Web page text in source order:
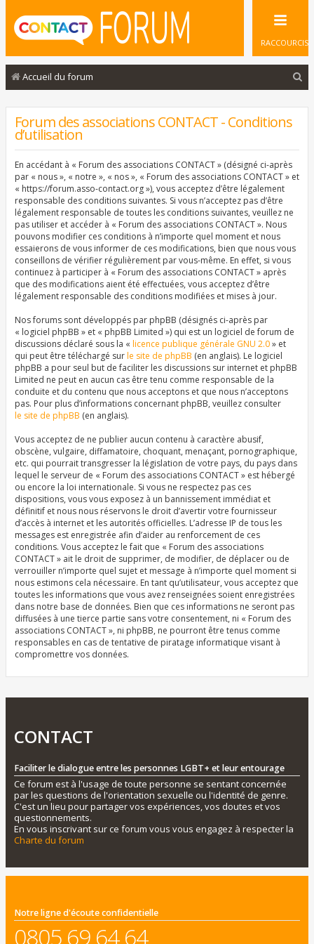
RACCOURCIS
Accueil du forum
Forum des associations CONTACT - Conditions
d’utilisation
En accédant à « Forum des associations CONTACT » (désigné ci-après
par « nous », « notre », « nos », « Forum des associations CONTACT » et
« https://forum.asso-contact.org »), vous acceptez d’être légalement
responsable des conditions suivantes. Si vous n’acceptez pas d’être
légalement responsable de toutes les conditions suivantes, veuillez ne
pas utiliser et accéder à « Forum des associations CONTACT ». Nous
pouvons modifier ces conditions à n’importe quel moment et nous
essaierons de vous informer de ces modifications, bien que nous vous
conseillons de vérifier régulièrement par vous-même. En effet, si vous
continuez à participer à « Forum des associations CONTACT » après
que des modifications aient été effectuées, vous acceptez d’être
légalement responsable des conditions modifiées et mises à jour.
Nos forums sont développés par phpBB (désignés ci-après par
« logiciel phpBB » et « phpBB Limited ») qui est un logiciel de forum de
discussions déclaré sous la « licence publique générale GNU 2.0» et
qui peut être téléchargé surle site de phpBB (en anglais). Le logiciel
phpBB a pour seul but de faciliter les discussions sur internet et phpBB
Limited ne peut en aucun cas être tenu comme responsable de la
conduite et du contenu que nous acceptons et que nous n’acceptons
pas. Pour plus d’informations concernant phpBB, veuillez consulter
le site de phpBB (en anglais).
Vous acceptez de ne publier aucun contenu à caractère abusif,
obscène, vulgaire, diffamatoire, choquant, menaçant, pornographique,
etc. qui pourrait transgresser la législation de votre pays, du pays dans
lequel le serveur de « Forum des associations CONTACT » est hébergé
ou encore la loi internationale. Si vous ne respectez pas ces
dispositions, vous vous exposez à un bannissement immédiat et
définitif et nous nous réservons le droit d’avertir votre fournisseur
d’accès à internet et les autorités officielles. L’adresse IP de tous les
messages est enregistrée afin d’aider au renforcement de ces
conditions. Vous acceptez le fait que « Forum des associations
CONTACT » ait le droit de supprimer, de modifier, de déplacer ou de
verrouiller n’importe quel sujet et message à n’importe quel moment si
nous estimons cela nécessaire. En tant qu’utilisateur, vous acceptez que
toutes les informations que vous avez renseignées soient enregistrées
dans notre base de données. Bien que ces informations ne seront pas
diffusées à une tierce partie sans votre consentement, ni « Forum des
associations CONTACT », ni phpBB, ne pourront être tenus comme
responsables en cas de tentative de piratage informatique visant à
compromettre vos données.
CONTACT
Faciliter le dialogue entre les personnes LGBT+ et leur entourage
Ce forum est à l'usage de toute personne se sentant concernée
par les questions de l'orientation sexuelle ou l'identité de genre.
C'est un lieu pour partager vos expériences, vos doutes et vos
questionnements.
En vous inscrivant sur ce forum vous vous engagez à respecter la
Charte du forum
Notre ligne d'écoute confidentielle
0805 69 64 64